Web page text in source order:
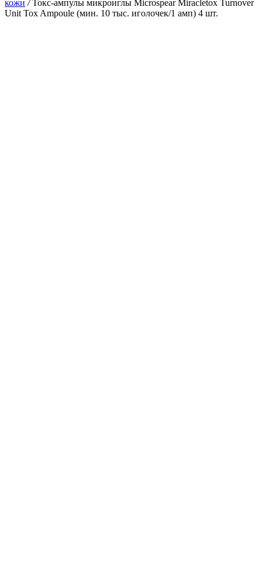
кожи /Токс-ампулы микроиглы Microspear Miracletox Turnover
Unit Tox Ampoule (мин. 10 тыс. иголочек/1 амп) 4 шт.